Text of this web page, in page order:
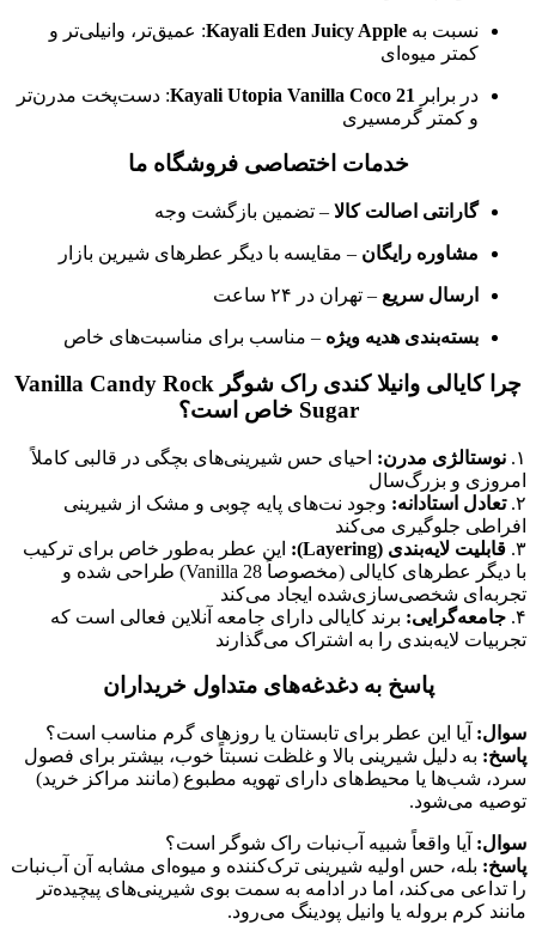
نسبت به Kayali Eden Juicy Apple: عمیق‌تر، وانیلی‌تر و
کمتر میوه‌ای
در برابر Kayali Utopia Vanilla Coco 21: دست‌پخت مدرن‌تر
و کمتر گرمسیری
خدمات اختصاصی فروشگاه ما
گارانتی اصالت کالا – تضمین بازگشت وجه
مشاوره رایگان – مقایسه با دیگر عطرهای شیرین بازار
ارسال سریع – تهران در ۲۴ ساعت
بسته‌بندی هدیه ویژه – مناسب برای مناسبت‌های خاص
چرا کایالی وانیلا کندی راک شوگر Vanilla Candy Rock
Sugar خاص است؟
۱. نوستالژی مدرن: احیای حس شیرینی‌های بچگی در قالبی کاملاً
امروزی و بزرگ‌سال
۲. تعادل استادانه: وجود نت‌های پایه چوبی و مشک از شیرینی
افراطی جلوگیری می‌کند
۳. قابلیت لایه‌بندی (Layering):
این عطر به‌طور خاص برای ترکیب
با دیگر عطرهای کایالی (مخصوصاً Vanilla 28) طراحی شده و
تجربه‌ای شخصی‌سازی‌شده ایجاد می‌کند
۴. جامعه‌گرایی: برند کایالی دارای جامعه آنلاین فعالی است که
تجربیات لایه‌بندی را به اشتراک می‌گذارند
پاسخ به دغدغه‌های متداول خریداران
سوال: آیا این عطر برای تابستان یا روزهای گرم مناسب است؟
پاسخ: به دلیل شیرینی بالا و غلظت نسبتاً خوب، بیشتر برای فصول
سرد، شب‌ها یا محیط‌های دارای تهویه مطبوع (مانند مراکز خرید)
توصیه می‌شود.
سوال: آیا واقعاً شبیه آب‌نبات راک شوگر است؟
پاسخ: بله، حس اولیه شیرینی ترک‌کننده و میوه‌ای مشابه آن آب‌نبات
را تداعی می‌کند، اما در ادامه به سمت بوی شیرینی‌های پیچیده‌تر
مانند کرم بروله یا وانیل پودینگ می‌رود.